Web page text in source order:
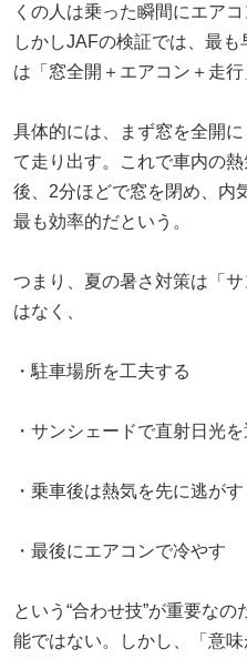
くの人は乗った瞬間にエア
しかしJAFの検証では、最
は「窓全開＋エアコン＋走行
具体的には、まず窓を全開
て走り出す。これで車内の
後、2分ほどで窓を閉め、内
最も効率的だという。
つまり、夏の暑さ対策は「
はなく、
・駐車場所を工夫する
・サンシェードで直射日光を
・乗車後は熱気を先に逃がす
・最後にエアコンで冷やす
という“合わせ技”が重要な
能ではない。しかし、「意